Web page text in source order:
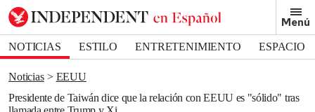
Menú
NOTICIAS ESTILO ENTRETENIMIENTO
ESPACIO
DEPORTES
Noticias
EEUU
Presidente de Taiwán dice que la relación con EEUU es "sólido" tras
Bookmark popover
Removed from bookmarks
Close popover